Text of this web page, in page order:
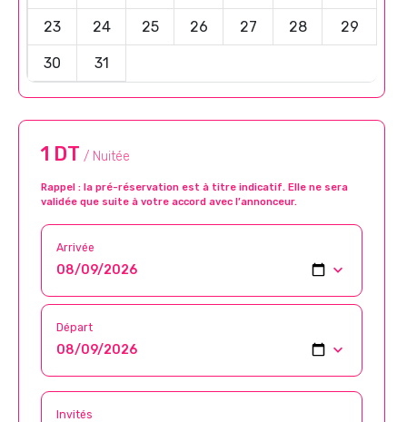
23 24 25 26 27 28 29
30 31
1 DT / Nuitée
Rappel : la pré-réservation est à titre indicatif. Elle ne sera
validée que suite à votre accord avec l’annonceur.
Arrivée
Départ
Invités